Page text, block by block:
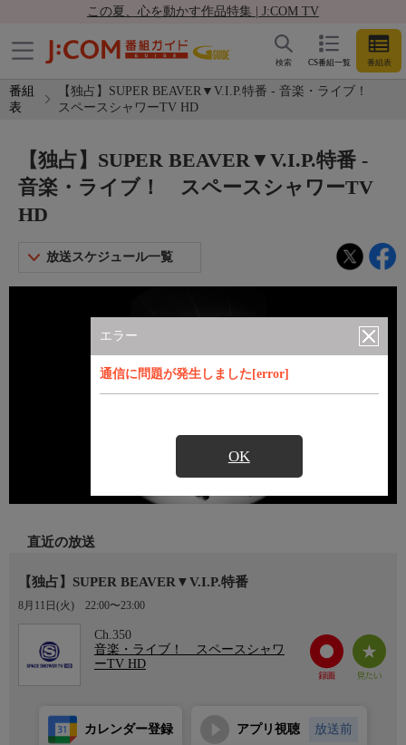
この夏、心を動かす作品特集 | J:COM TV
CS番組一覧 番組表
検索
番組
表
【独占】SUPER BEAVER▼V.I.P.特番 - 音楽・ライブ！
スペースシャワーTV HD
エラー
通信に問題が発生しました[error]
OK
【独占】SUPER BEAVER▼V.I.P.特番 -
音楽・ライブ！ スペースシャワーTV
HD
放送スケジュール一覧
直近の放送
【独占】SUPER BEAVER▼V.I.P.特番
8月11日(火) 22:00〜23:00
Ch.350
音楽・ライブ！ スペースシャワ
ーTV HD
カレンダー登録 アプリ視聴 放送前